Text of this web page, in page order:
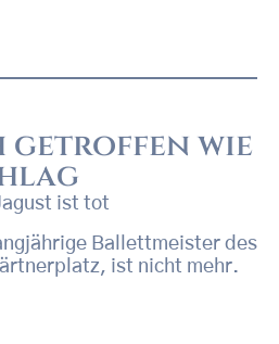
getroffen wie
ist tot
Ballettmeister des
ist nicht mehr.